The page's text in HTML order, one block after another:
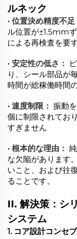
ルネック
• 位置決め精度不足
ル位置が±1.5mm
による再検査を要
• 安定性の低さ：
り、シール部品が
時間が総稼働時間
• 速度制限： 振動
個に制限されてお
すぎません
• 根本的な理由：
な欠陥があります
いこと、および往
ることです。
II. 解決策：シ
システム
1. コア設計コンセ